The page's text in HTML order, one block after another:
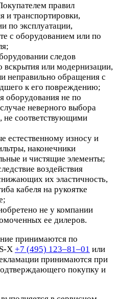
правил
и транспортировки,
по эксплуатации,
с оборудованием или по
следов
вскрытия или модернизации,
неправильно обращения с
к его повреждению;
оборудования не по
неверного выбора
не соответствующими
естественному износу и
наконечники
и чистящие элементы;
воздействия
их эластичность,
кабеля на рукоятке
не у компании
ее дилеров.
принимаются по
X +7 (495) 123–81–01 или
принимаются при
покупку и